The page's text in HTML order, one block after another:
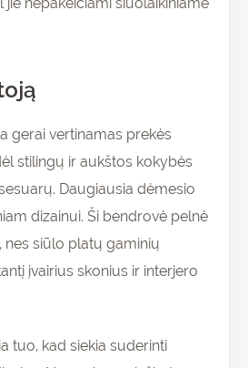
gerai vertinamas prekės
stilingų ir aukštos kokybės
Daugiausia dėmesio
dizainui. Ši bendrovė pelnė
nes siūlo platų gaminių
įvairius skonius ir interjero
tuo, kad siekia suderinti